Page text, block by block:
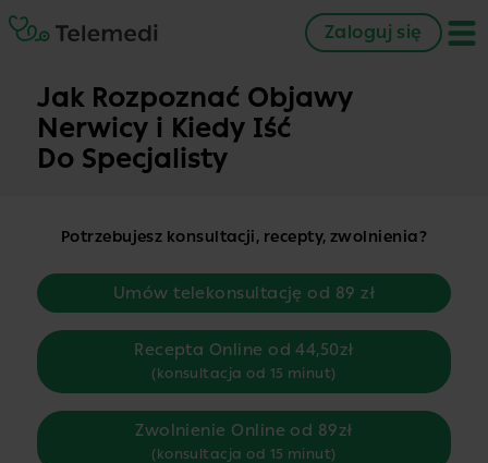
Zaloguj się
Jak Rozpoznać Objawy
Nerwicy i Kiedy Iść
Do Specjalisty
Potrzebujesz konsultacji, recepty, zwolnienia?
Umów telekonsultację od 89 zł
Recepta Online od 44,50zł
(konsultacja od 15 minut)
Zwolnienie Online od 89zł
(konsultacja od 15 minut)